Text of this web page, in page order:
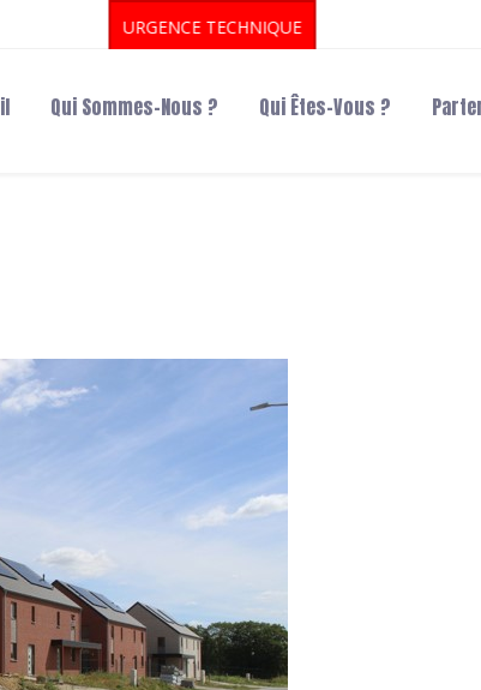
URGENCE TECHNIQUE
Qui Sommes-Nous ? Qui Êtes-Vous ?